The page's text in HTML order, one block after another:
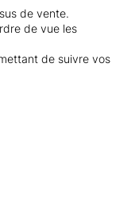
de vente.
de vue les
de suivre vos